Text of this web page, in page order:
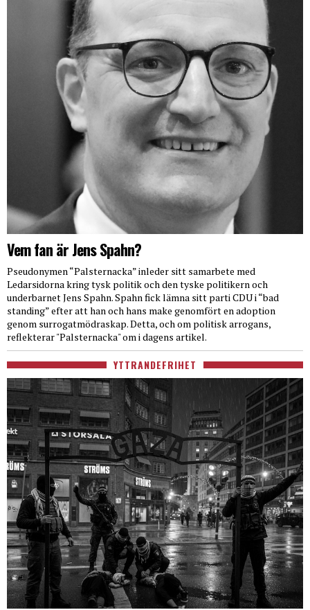
Vem fan är Jens Spahn?
Pseudonymen “Palsternacka” inleder sitt samarbete med
Ledarsidorna kring tysk politik och den tyske politikern och
underbarnet Jens Spahn. Spahn fick lämna sitt parti CDU i “bad
standing” efter att han och hans make genomfört en adoption
genom surrogatmödraskap. Detta, och om politisk arrogans,
reflekterar "Palsternacka" om i dagens artikel.
YTTRANDEFRIHET